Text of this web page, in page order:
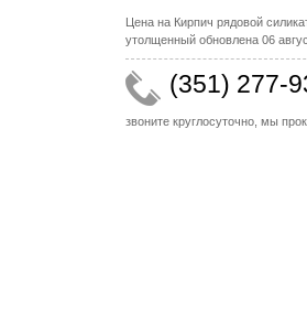
Цена на Кирпич рядовой
утолщенный обновлена 06
(351) 277-
звоните круглосуточно, мы